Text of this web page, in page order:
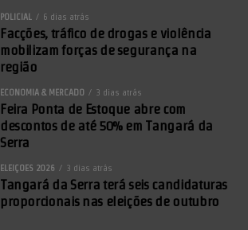
POLICIAL 6 dias atrás
Facções, tráfico de drogas e violência
mobilizam forças de segurança na
região
ECONOMIA & MERCADO 3 dias atrás
Feira Ponta de Estoque abre com
descontos de até 50% em Tangará da
Serra
ELEIÇÕES 2026 3 dias atrás
Tangará da Serra terá seis candidaturas
proporcionais nas eleições de outubro